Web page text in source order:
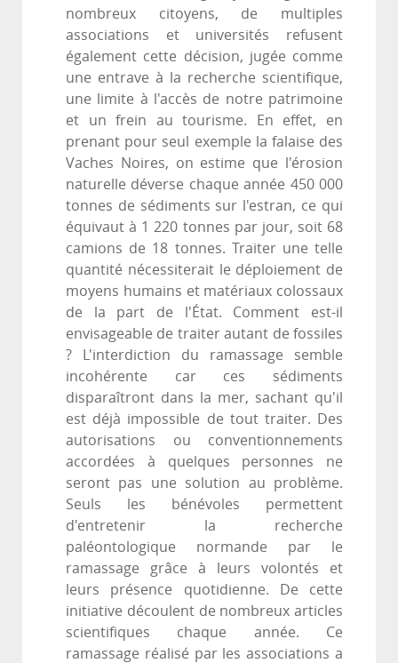
nombreux citoyens, de multiples
associations et universités refusent
également cette décision, jugée comme
une entrave à la recherche scientifique,
une limite à l'accès de notre patrimoine
et un frein au tourisme. En effet, en
prenant pour seul exemple la falaise des
Vaches Noires, on estime que l'érosion
naturelle déverse chaque année 450 000
tonnes de sédiments sur l'estran, ce qui
équivaut à 1 220 tonnes par jour, soit 68
camions de 18 tonnes. Traiter une telle
quantité nécessiterait le déploiement de
moyens humains et matériaux colossaux
de la part de l'État. Comment est-il
envisageable de traiter autant de fossiles
? L'interdiction du ramassage semble
incohérente car ces sédiments
disparaîtront dans la mer, sachant qu'il
est déjà impossible de tout traiter. Des
autorisations ou conventionnements
accordées à quelques personnes ne
seront pas une solution au problème.
Seuls les bénévoles permettent
d'entretenir la recherche
paléontologique normande par le
ramassage grâce à leurs volontés et
leurs présence quotidienne. De cette
initiative découlent de nombreux articles
scientifiques chaque année. Ce
ramassage réalisé par les associations a